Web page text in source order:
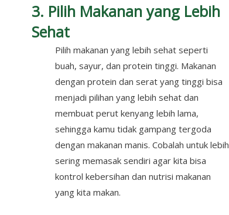
3. Pilih Makanan yang Lebih
Sehat
Pilih makanan yang lebih sehat seperti
buah, sayur, dan protein tinggi. Makanan
dengan protein dan serat yang tinggi bisa
menjadi pilihan yang lebih sehat dan
membuat perut kenyang lebih lama,
sehingga kamu tidak gampang tergoda
dengan makanan manis. Cobalah untuk lebih
sering memasak sendiri agar kita bisa
kontrol kebersihan dan nutrisi makanan
yang kita makan.